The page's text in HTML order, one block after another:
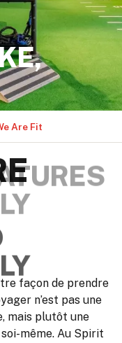
Are Fit
façon de prendre
n’est pas une
mais plutôt une
même. Au Spirit